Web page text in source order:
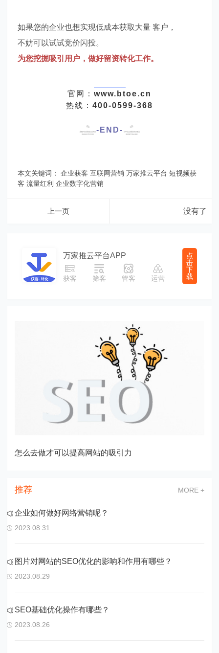
如果您的企业也想实现低成本获取大量 客户，
不妨可以试试竞价闪投。
为您挖掘吸引用户，做好留资转化工作。
官网： www.btoe.cn
热线： 400-0599-368
-END-
本文关键词： 企业获客 互联网营销 万家推云平台 短视频获
客 流量红利 企业数字化营销
上一页 没有了
万家推云平台APP
获客 筛客 管客 运营
点
击
下
载
推荐 MORE +
企业如何做好网络营销呢？
2023.08.31
图片对网站的SEO优化的影响和作用有哪些？
2023.08.29
SEO基础优化操作有哪些？
2023.08.26